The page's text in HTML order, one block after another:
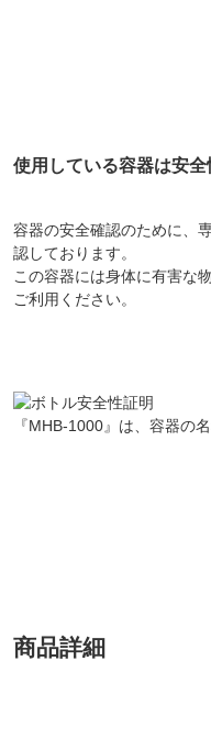
使用している容器は安
容器の安全確認のために、
認しております。
この容器には身体に有害な
ご利用ください。
『MHB-1000』は、容器の
商品詳細